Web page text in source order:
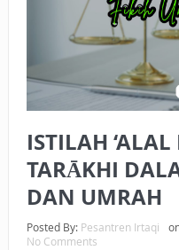
BAGAIMANA CARA
UANG HARAM BISA
KEPEMILIKANNYA BERUBAH
ISTIDLAL BATIL VS
BAHASA CINTA KARENA
HUKUM MEMBAYAR
ISTILAH
TARĀKHI
DAN UMRAH
Posted By: Pesantren Irtaqi
No Comments